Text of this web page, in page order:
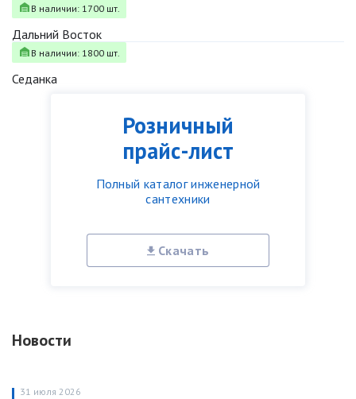
Розничный
прайс-лист
Полный каталог инженерной
сантехники
Скачать
Новости
31 июля 2026
В наличии: 1700 шт.
Дальний Восток
В наличии: 1800 шт.
Седанка